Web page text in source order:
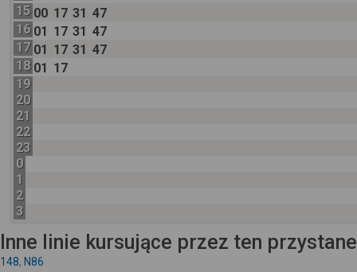
15 00 17 31 47
16 01 17 31 47
17 01 17 31 47
18 01 17
19
20
21
22
23
0
1
2
3
Inne linie kursujące przez ten
148, N86